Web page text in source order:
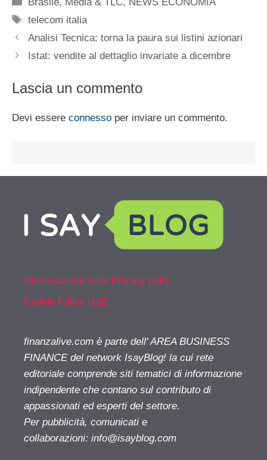
Tag
telecom italia
Analisi Tecnica: torna la paura sui listini azionari
Istat: vendite al dettaglio invariate a dicembre
Lascia un commento
Devi essere connesso per inviare un commento.
Dichiarazione sulla Privacy (UE)
Cookie Policy (UE)
finanzalive.com è parte dell' AREA BUSINESS
FINANCE del network IsayBlog! la cui rete
editoriale comprende siti tematici di informazione
indipendente che contano sul contributo di
appassionati ed esperti del settore.
Per pubblicità, comunicati e
collaborazioni: info@isayblog.com